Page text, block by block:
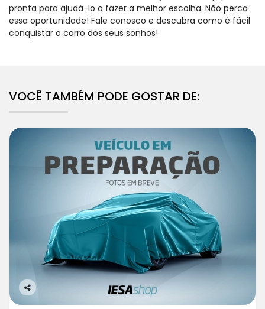
pronta para ajudá-lo a fazer a melhor escolha. Não perca
essa oportunidade! Fale conosco e descubra como é fácil
conquistar o carro dos seus sonhos!
VOCÊ TAMBÉM PODE GOSTAR DE:
Co